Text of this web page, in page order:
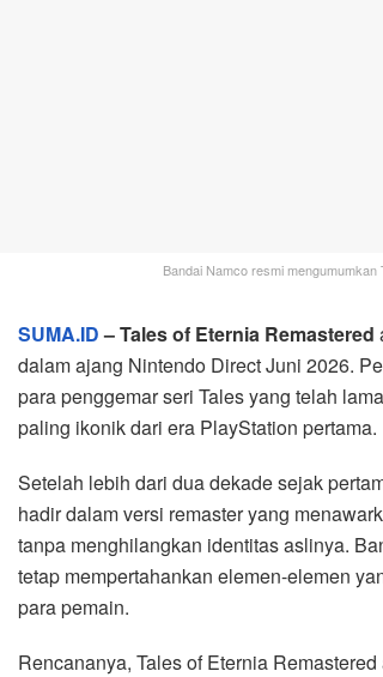
Bandai Namco resmi
SUMA.ID– Tales of Eternia Remastered
dalam ajang Nintendo Direct Juni 2026.
para penggemar seri Tales yang telah
paling ikonik dari era PlayStation pertama.
Setelah lebih dari dua dekade sejak
hadir dalam versi remaster yang
tanpa menghilangkan identitas aslinya.
tetap mempertahankan elemen-elemen
para pemain.
Rencananya, Tales of Eternia